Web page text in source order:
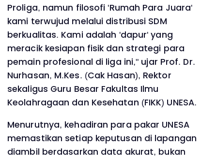
Proliga, namun filosofi 'Rumah Para Juara'
kami terwujud melalui distribusi SDM
berkualitas. Kami adalah 'dapur' yang
meracik kesiapan fisik dan strategi para
pemain profesional di liga ini," ujar Prof. Dr.
Nurhasan, M.Kes. (Cak Hasan), Rektor
sekaligus Guru Besar Fakultas Ilmu
Keolahragaan dan Kesehatan (FIKK) UNESA.
Menurutnya, kehadiran para pakar UNESA
memastikan setiap keputusan di lapangan
diambil berdasarkan data akurat, bukan